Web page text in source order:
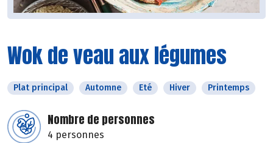
Wok de veau aux légumes
Plat principal Automne Eté Hiver Printemps
Nombre de personnes
4 personnes